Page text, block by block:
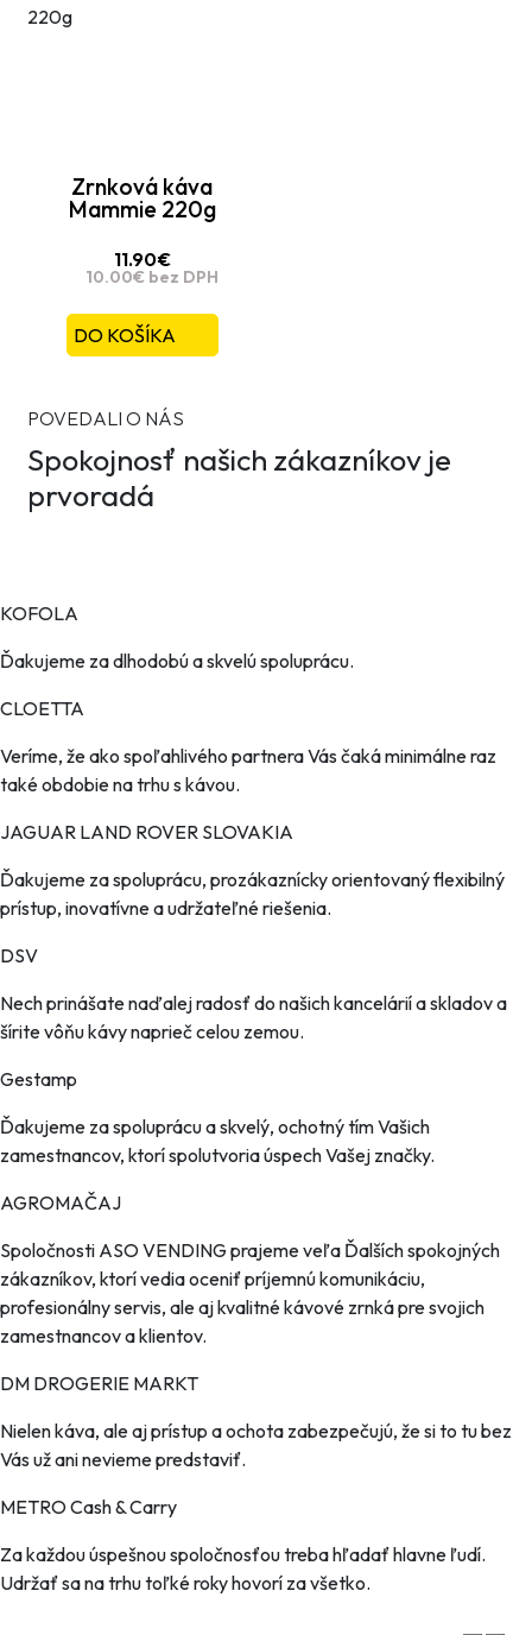
Zrnková káva
Mammie 220g
11.90€
10.00€ bez DPH
DO KOŠÍKA
POVEDALI O NÁS
Spokojnosť našich zákazníkov je
prvoradá
KOFOLA
Ďakujeme za dlhodobú a skvelú spoluprácu.
CLOETTA
Veríme, že ako spoľahlivého partnera Vás čaká minimálne raz
také obdobie na trhu s kávou.
JAGUAR LAND ROVER SLOVAKIA
Ďakujeme za spoluprácu, prozákaznícky orientovaný flexibilný
prístup, inovatívne a udržateľné riešenia.
DSV
Nech prinášate naďalej radosť do našich kancelárií a skladov a
šírite vôňu kávy naprieč celou zemou.
Gestamp
Ďakujeme za spoluprácu a skvelý, ochotný tím Vašich
zamestnancov, ktorí spolutvoria úspech Vašej značky.
AGROMAČAJ
Spoločnosti ASO VENDING prajeme veľa Ďalších spokojných
zákazníkov, ktorí vedia oceniť príjemnú komunikáciu,
profesionálny servis, ale aj kvalitné kávové zrnká pre svojich
zamestnancov a klientov.
DM DROGERIE MARKT
Nielen káva, ale aj prístup a ochota zabezpečujú, že si to tu bez
Vás už ani nevieme predstaviť.
METRO Cash & Carry
Za každou úspešnou spoločnosťou treba hľadať hlavne ľudí.
Udržať sa na trhu toľké roky hovorí za všetko.